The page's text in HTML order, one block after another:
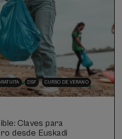
DSF CURSO DE VERANO
Claves para
desde Euskadi